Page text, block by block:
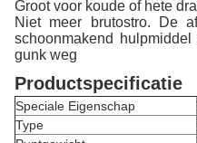
Groot voor koude of hete
Niet meer brutostro. De
schoonmakend
gunk weg
Productspecificatie
Speciale Eigenschap
Type